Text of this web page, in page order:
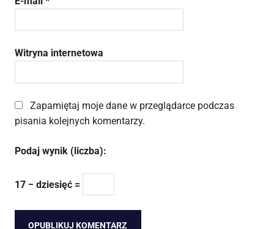
Witryna internetowa
Zapamiętaj moje dane w przeglądarce podczas
pisania kolejnych komentarzy.
Podaj wynik (liczba):
17 − dziesięć =